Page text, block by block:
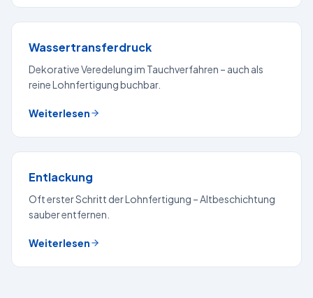
Wassertransferdruck
Dekorative Veredelung im Tauchverfahren – auch als
reine Lohnfertigung buchbar.
Weiterlesen
Entlackung
Oft erster Schritt der Lohnfertigung – Altbeschichtung
sauber entfernen.
Weiterlesen